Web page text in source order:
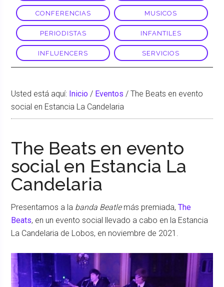
CONFERENCIAS MUSICOS
PERIODISTAS INFANTILES
INFLUENCERS SERVICIOS
Usted está aquí: Inicio / Eventos / The Beats en evento
social en Estancia La Candelaria
The Beats en evento
social en Estancia La
Candelaria
Presentamos a la banda Beatlemás premiada,The
Beats, en un evento social llevado a cabo en la Estancia
La Candelaria de Lobos, en noviembre de 2021.